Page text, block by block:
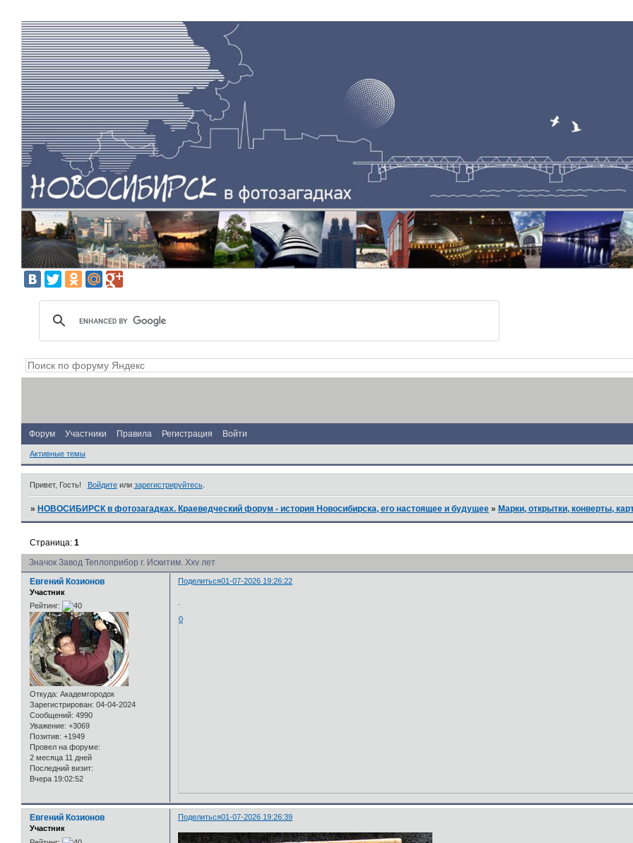
Форум Участники Правила Регистрация Войти
Активные темы
Привет, Гость! Войдитеили зарегистрируйтесь.
»НОВОСИБИРСК в фотозагадках. Краеведческий форум - история Новосибирска, его настоящее и будущее »Марки, открытки, конверты,
Значок Завод Теплоприбор г. Искитим. Xxv лет
Страница:1
Поделиться01-07-2026 19:26:22
Евгений Козионов
Участник
Рейтинг:
Откуда: Академгородок
Зарегистрирован: 04-04-2024
Сообщений: 4990
Уважение: +3069
Позитив: +1949
Провел на форуме:
2 месяца 11 дней
Последний визит:
Вчера 19:02:52
0
Поделиться01-07-2026 19:26:39
Евгений Козионов
Участник